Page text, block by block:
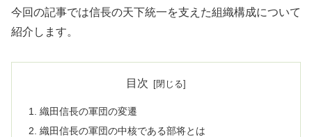
今回の記事では信長の天下統一を支えた組織構成について
紹介します。
目次
織田信長の軍団の変遷
織田信長の軍団の中核である部将とは